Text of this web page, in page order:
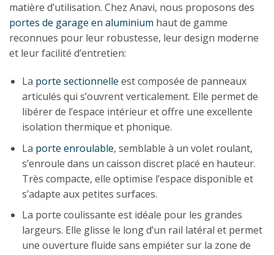
matière d’utilisation. Chez Anavi, nous proposons des
portes de garage en aluminium haut de gamme
reconnues pour leur robustesse, leur design moderne
et leur facilité d’entretien:
La porte sectionnelle est composée de panneaux
articulés qui s’ouvrent verticalement. Elle permet de
libérer de l’espace intérieur et offre une excellente
isolation thermique et phonique.
La porte enroulable, semblable à un volet roulant,
s’enroule dans un caisson discret placé en hauteur.
Très compacte, elle optimise l’espace disponible et
s’adapte aux petites surfaces.
La porte coulissante est idéale pour les grandes
largeurs. Elle glisse le long d’un rail latéral et permet
une ouverture fluide sans empiéter sur la zone de